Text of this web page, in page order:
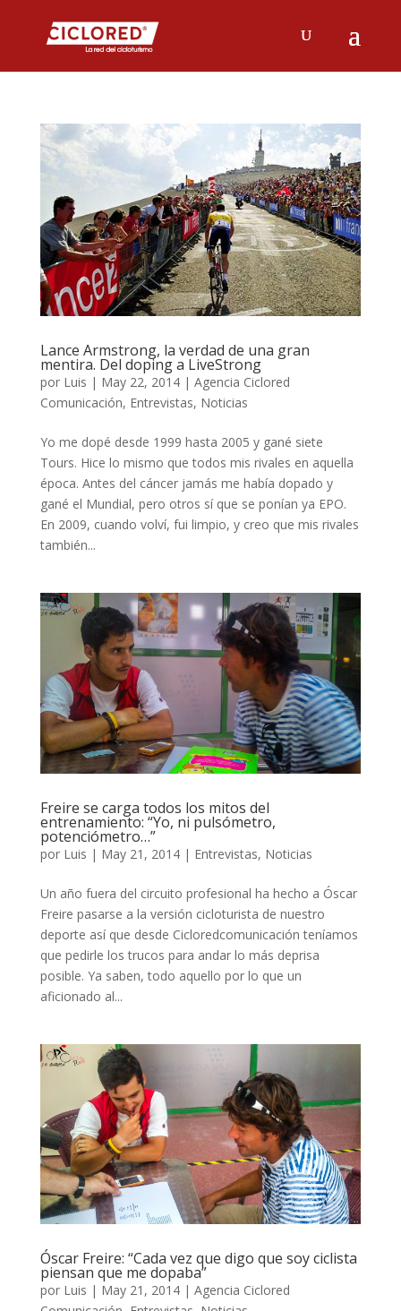
Lance Armstrong, la verdad de una gran
mentira. Del doping a LiveStrong
por Luis | May 22, 2014| Agencia Ciclored
Comunicación, Entrevistas, Noticias
Yo me dopé desde 1999 hasta 2005 y gané siete
Tours. Hice lo mismo que todos mis rivales en aquella
época. Antes del cáncer jamás me había dopado y
gané el Mundial, pero otros sí que se ponían ya EPO.
En 2009, cuando volví, fui limpio, y creo que mis rivales
también...
Freire se carga todos los mitos del
entrenamiento: “Yo, ni pulsómetro,
potenciómetro…”
por Luis | May 21, 2014| Entrevistas, Noticias
Un año fuera del circuito profesional ha hecho a Óscar
Freire pasarse a la versión cicloturista de nuestro
deporte así que desde Cicloredcomunicación teníamos
que pedirle los trucos para andar lo más deprisa
posible. Ya saben, todo aquello por lo que un
aficionado al...
Óscar Freire: “Cada vez que digo que soy ciclista
piensan que me dopaba”
por Luis | May 21, 2014| Agencia Ciclored